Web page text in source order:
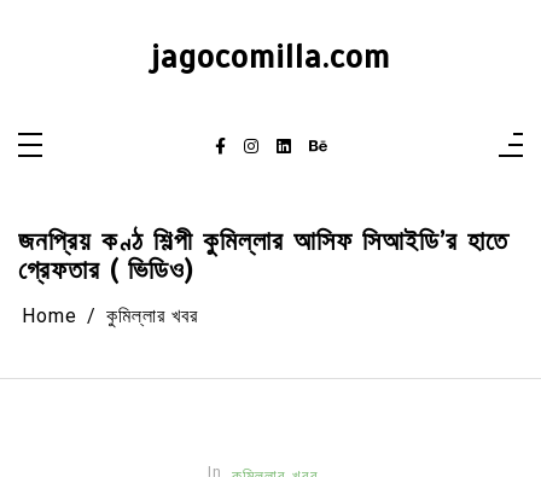
jagocomilla.com
জনপ্রিয় কণ্ঠ শিল্পী কুমিল্লার আসিফ সিআইডি’র হাতে
গ্রেফতার ( ভিডিও)
Home কুমিল্লার খবর
In